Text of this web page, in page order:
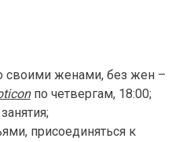
своими женами, без жен –
по четвергам, 18:00;
присоединяться к